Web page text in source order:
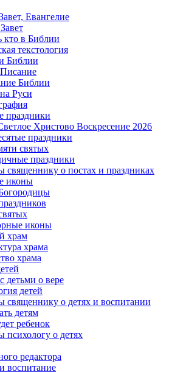
Евангелие
кто в Библии
текстология
Библии
Библии
Руси
праздники
Христово Воскресение 2026
праздники
святых
праздники
священнику о постах и праздниках
иконы
иконы
храм
храма
храма
детьми о вере
детей
священнику о детях и воспитании
детям
ребенок
психологу о детях
редактора
воспитание